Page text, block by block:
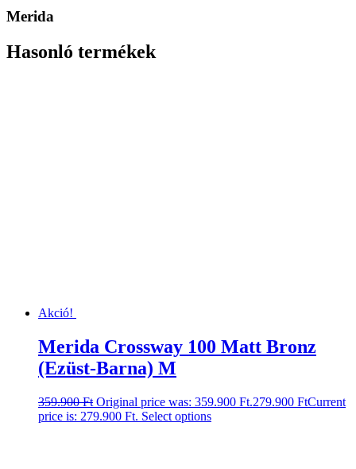
Merida
Hasonló termékek
Akció!
Merida Crossway 100 Matt Bronz
(Ezüst-Barna) M
359.900Ft Original price was: 359.900 Ft.279.900 FtCurrent
price is: 279.900 Ft. Select options